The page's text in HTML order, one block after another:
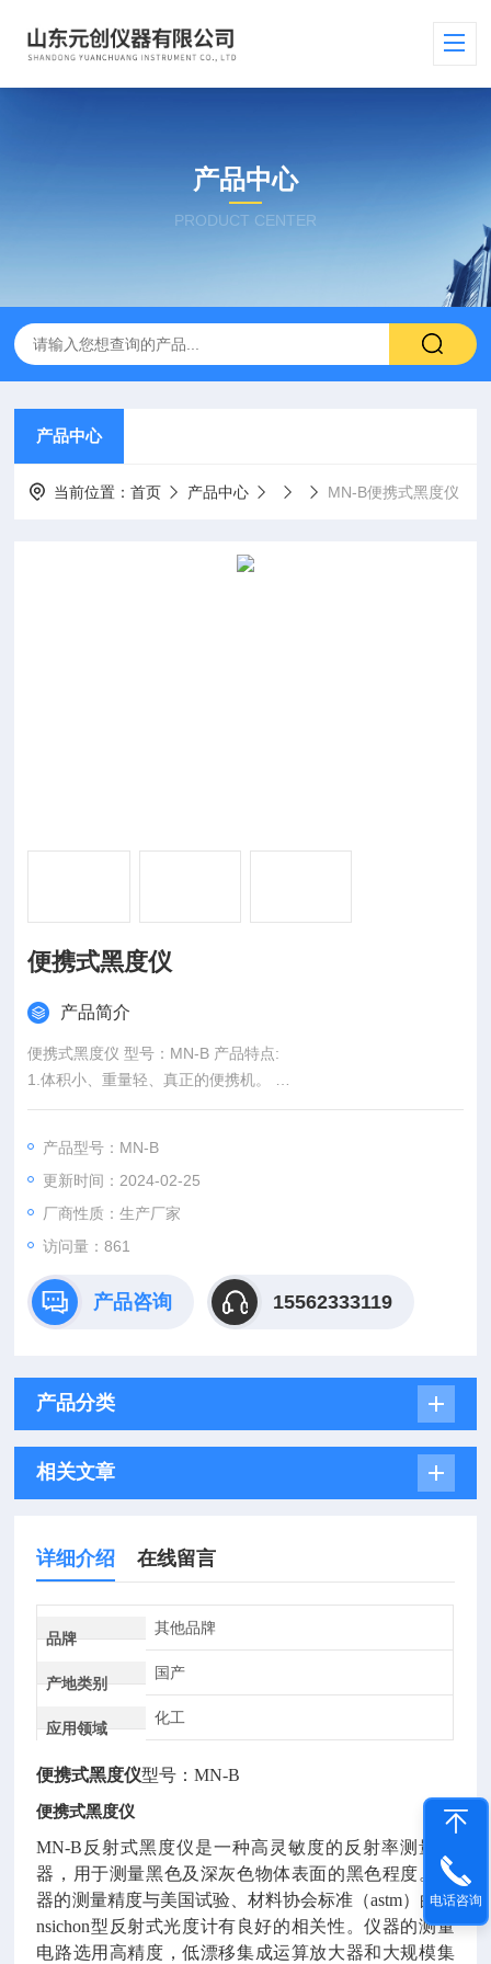
产品中心
PRODUCT CENTER
产品中心
当前位置：首页 产品中心 MN-B便携式黑度仪
便携式黑度仪
产品简介
便携式黑度仪 型号：MN-B 产品特点:
1.体积小、重量轻、真正的便携机。
2.省电、省心、高效，一节电池可以持续使用近60小时测量近万
3.高稳定性、即开即测。
4.石英晶体标准版，年变化率低。
5.LED长寿命光源。
6.自动关机，节省电力，避免电池流液导致故障。
8.标准灰度传递标准值，准确可靠。
产品型号：MN-B
更新时间：2024-02-25
厂商性质：生产厂家
访问量：861
产品咨询 15562333119
产品分类
相关文章
详细介绍 在线留言
品牌
其他品牌
产地类别
国产
应用领域
化工
便携式黑度仪型号：MN-B
便携式黑度仪
MN-B反射式黑度仪是一种高灵敏度的反射率测量仪
器，用于测量黑色及深灰色物体表面的黑色程度。仪
器的测量精度与美国试验、材料协会标准（astm）的de
nsichon型反射式光度计有良好的相关性。仪器的测量
电路选用高精度，低漂移集成运算放大器和大规模集
电话咨询